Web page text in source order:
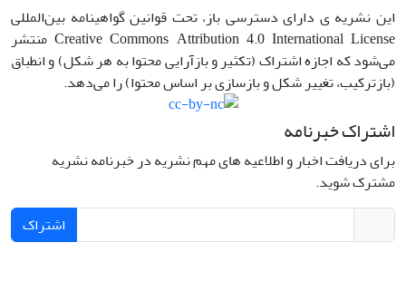
این نشریه ی دارای دسترسی باز، تحت قوانین گواهینامه بین‌المللی
Creative Commons Attribution 4.0 International License منتشر
می‌شود که اجازه اشتراک (تکثیر و بازآرایی محتوا به هر شکل) و انطباق
(بازترکیب، تغییر شکل و بازسازی بر اساس محتوا) را می‌دهد.
اشتراک خبرنامه
برای دریافت اخبار و اطلاعیه های مهم نشریه در خبرنامه نشریه
مشترک شوید.
اشتراک